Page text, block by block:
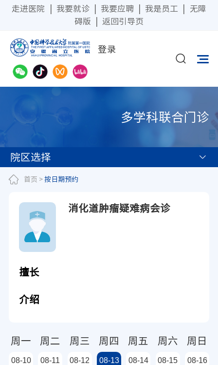
走进医院 我要就诊 我要应聘 我是员工
无障
碍版
返回引导页
登录
多学科联合门诊
院区选择
首页 >按日期预约
消化道肿瘤疑难病会诊
擅长
介绍
周一 周二 周三 周四 周五 周六 周日
08-10 08-11 08-12 08-13 08-14 08-15 08-16